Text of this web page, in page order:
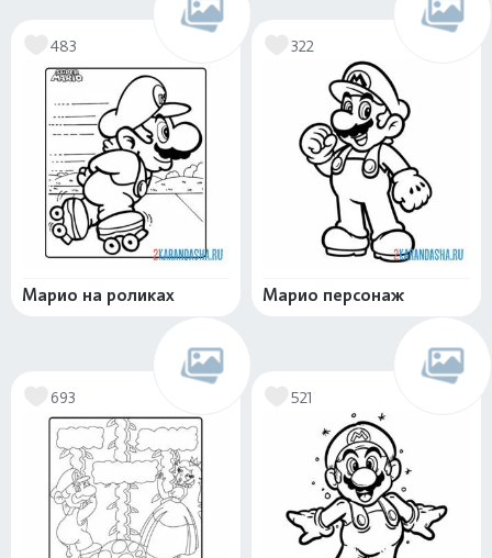
483
Марио на роликах
322
Марио персонаж
693 521